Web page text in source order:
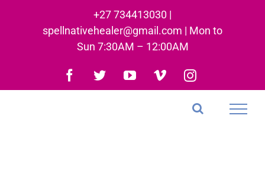
+27 734413030 |
spellnativehealer@gmail.com | Mon to
Sun 7:30AM – 12:00AM
Facebook
TwitterYouTubeVimeoInstagram